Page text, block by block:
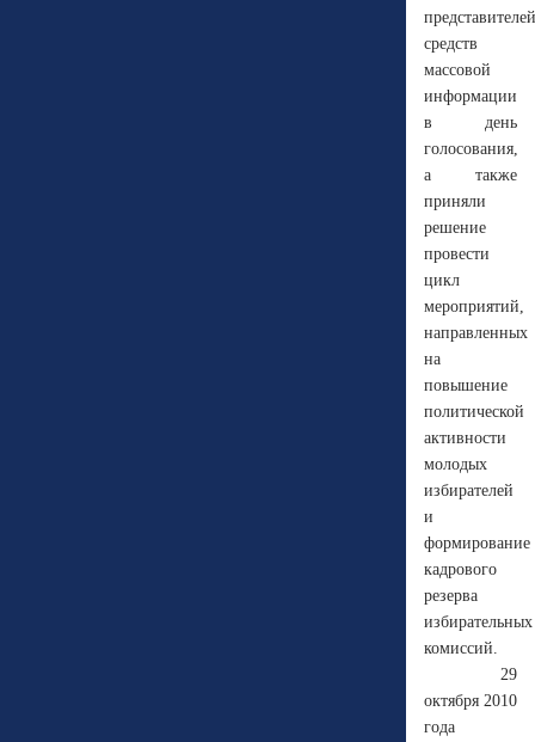
представителей
средств
массовой
информации
в день
голосования,
а также
приняли
решение
провести
цикл
мероприятий,
направленных
на
повышение
политической
активности
молодых
избирателей
и
формирование
кадрового
резерва
избирательных
комиссий.
29
октября 2010
года